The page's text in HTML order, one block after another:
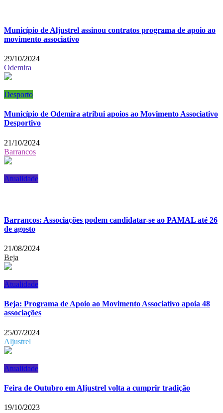
Município de Aljustrel assinou contratos programa de apoio ao
movimento associativo
29/10/2024
Odemira
Desporto
Município de Odemira atribui apoios ao Movimento Associativo
Desportivo
21/10/2024
Barrancos
Atualidade
Barrancos: Associações podem candidatar-se ao PAMAL até 26
de agosto
21/08/2024
Beja
Atualidade
Beja: Programa de Apoio ao Movimento Associativo apoia 48
associações
25/07/2024
Aljustrel
Atualidade
Feira de Outubro em Aljustrel volta a cumprir tradição
19/10/2023